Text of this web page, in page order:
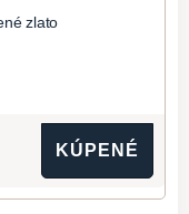
zlato
KÚPENÉ